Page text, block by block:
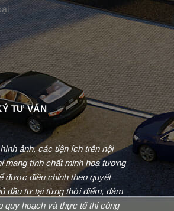
ảnh, các tiện ích trên nội
mang tính chất minh hoạ tương
được điều chỉnh theo quyết
đầu tư tại từng thời điểm, đảm
quy hoạch và thực tế thi công